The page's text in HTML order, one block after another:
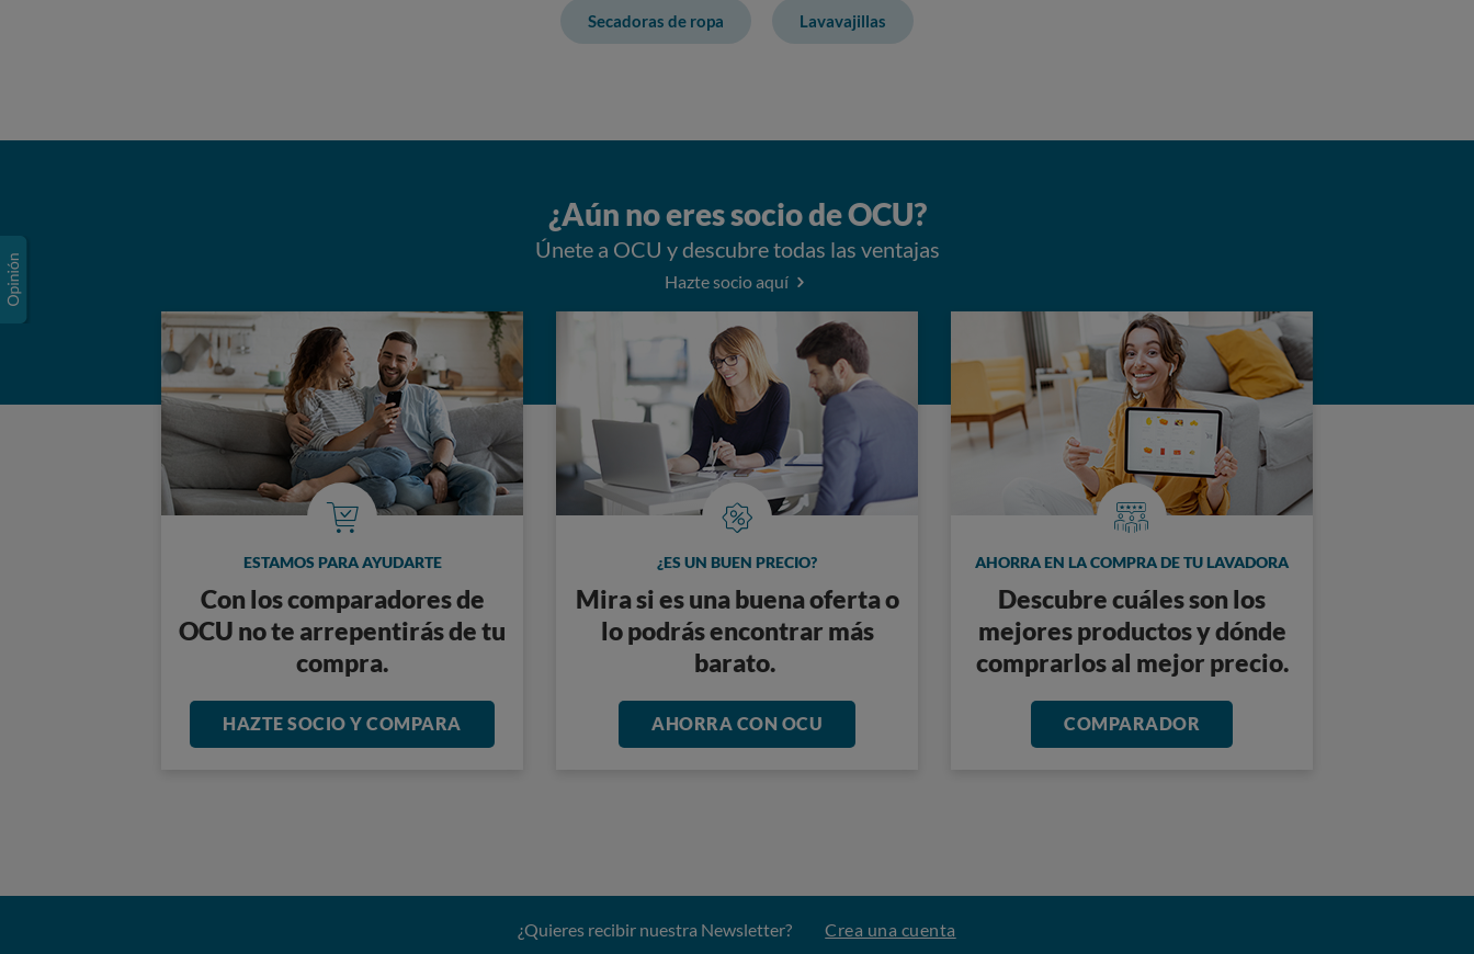
Secadoras de ropa Lavavajillas
¿Aún no eres socio de OCU?
Únete a OCU y descubre todas las ventajas
Hazte socio aquí
ESTAMOS PARA AYUDARTE
Con los comparadores de
OCU no te arrepentirás de tu
compra.
HAZTE SOCIO Y COMPARA
¿ES UN BUEN PRECIO?
Mira si es una buena oferta o
lo podrás encontrar más
barato.
AHORRA CON OCU
AHORRA EN LA COMPRA DE TU LAVADORA
Descubre cuáles son los
mejores productos y dónde
comprarlos al mejor precio.
COMPARADOR
¿Quieres recibir nuestra Newsletter? Crea una cuenta